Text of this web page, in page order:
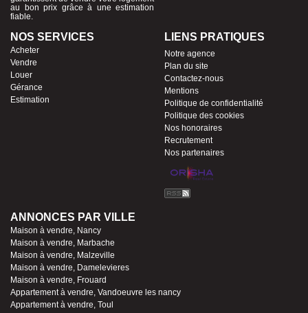
au bon prix grâce à une estimation
fiable.
NOS SERVICES
Acheter
Vendre
Louer
Gérance
Estimation
LIENS PRATIQUES
Notre agence
Plan du site
Contactez-nous
Mentions
Politique de confidentialité
Politique des cookies
Nos honoraires
Recrutement
Nos partenaires
ANNONCES PAR VILLE
Maison à vendre, Nancy
Maison à vendre, Marbache
Maison à vendre, Malzeville
Maison à vendre, Damelevieres
Maison à vendre, Frouard
Appartement à vendre, Vandoeuvre les nancy
Appartement à vendre, Toul